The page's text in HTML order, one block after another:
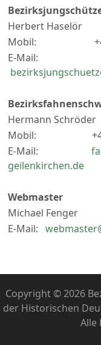
Herbert Haselör
Mobil: +49
E-Mail:
Hermann Schröder
Mobil: +49
E-Mail:
geilenkirchen.de
Webmaster
Michael Fenger
E-Mail:
Copyright © 2026
der Historischen
Alle